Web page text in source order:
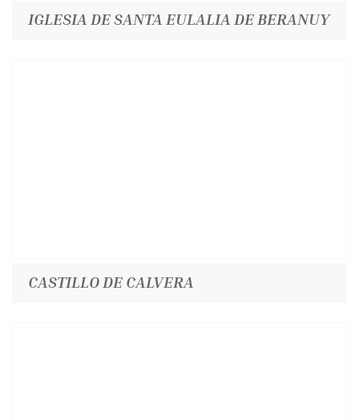
IGLESIA DE SANTA EULALIA DE BERANUY
CASTILLO DE CALVERA